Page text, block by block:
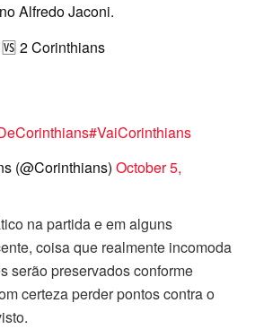
Alfredo Jaconi.
2 Corinthians
#VaiCorinthians
(@Corinthians) October 5,
na partida e em alguns
coisa que realmente incomoda
serão preservados conforme
certeza perder pontos contra o